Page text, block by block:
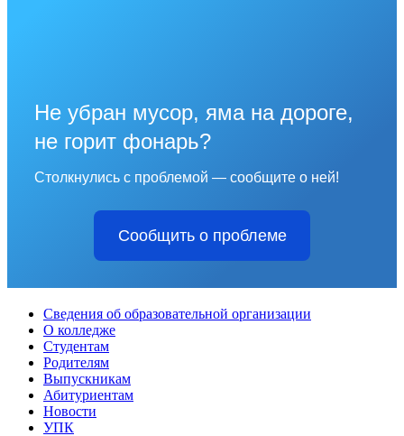
Не убран мусор, яма на дороге,
не горит фонарь?
Столкнулись с проблемой — сообщите о ней!
Сообщить о проблеме
Сведения об образовательной организации
О колледже
Студентам
Родителям
Выпускникам
Абитуриентам
Новости
УПК